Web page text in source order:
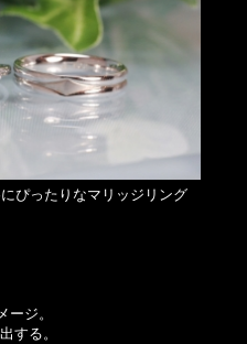
ぴったりなマリッジリング
ージ。
する。